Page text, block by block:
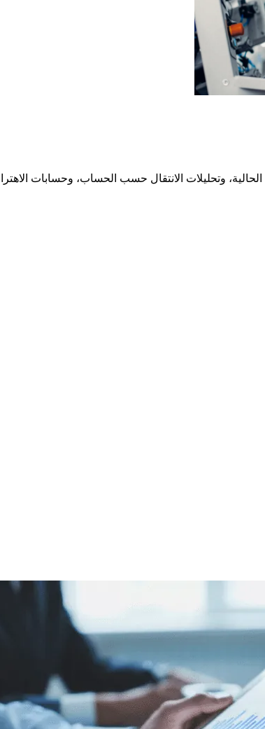
وتحليلات الانتقال حسب الحساب، وحسابات الاهتراء